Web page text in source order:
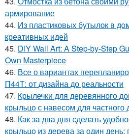
армирование
44. Из пластиковых бутылок в
креативных идей
45. DIY Wall Art: A Step-by-Step
Own Masterpiece
46. Все о вариантах
П44Т: от дизайна до реальности
47. Крылечки для деревянного
крыльцо с навесом для частного
48. Как за два дня сделать
крыльцо из дерева за один